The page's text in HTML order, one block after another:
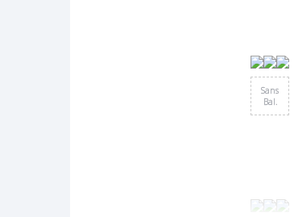
Sans
Bal.